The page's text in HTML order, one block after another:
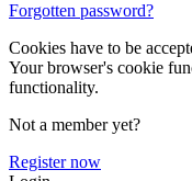
Forgotten password?
Cookies have to be
Your browser's cookie
functionality.
Not a member yet?
Register now